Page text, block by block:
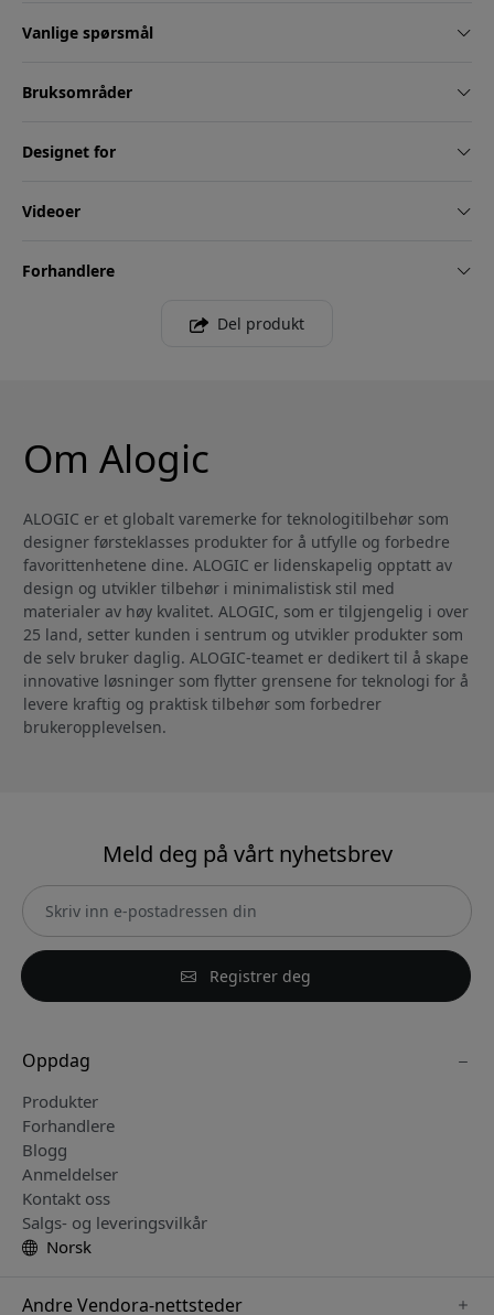
Vanlige spørsmål
Bruksområder
Designet for
Videoer
Forhandlere
Del produkt
Om Alogic
ALOGIC er et globalt varemerke for teknologitilbehør som
designer førsteklasses produkter for å utfylle og forbedre
favorittenhetene dine. ALOGIC er lidenskapelig opptatt av
design og utvikler tilbehør i minimalistisk stil med
materialer av høy kvalitet. ALOGIC, som er tilgjengelig i over
25 land, setter kunden i sentrum og utvikler produkter som
de selv bruker daglig. ALOGIC-teamet er dedikert til å skape
innovative løsninger som flytter grensene for teknologi for å
levere kraftig og praktisk tilbehør som forbedrer
brukeropplevelsen.
Meld deg på vårt nyhetsbrev
Registrer deg
Oppdag
Produkter
Forhandlere
Blogg
Anmeldelser
Kontakt oss
Salgs- og leveringsvilkår
Norsk
Andre Vendora-nettsteder